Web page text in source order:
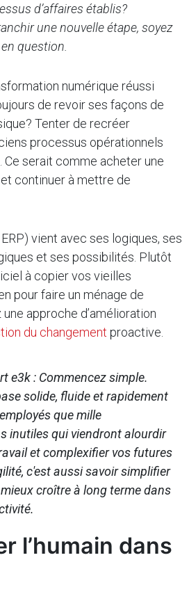
d’affaires établis?
une nouvelle étape, soyez
question.
numérique réussi
de revoir ses façons de
Tenter de recréer
processus opérationnels
Ce serait comme acheter une
continuer à mettre de
vient avec ses logiques, ses
et ses possibilités. Plutôt
à copier vos vieilles
pour faire un ménage de
approche d’amélioration
du changement proactive.
e3k : Commencez simple.
solide, fluide et rapidement
que mille
inutiles qui viendront alourdir
et complexifier vos futures
c'est aussi savoir simplifier
croître à long terme dans
l’humain dans